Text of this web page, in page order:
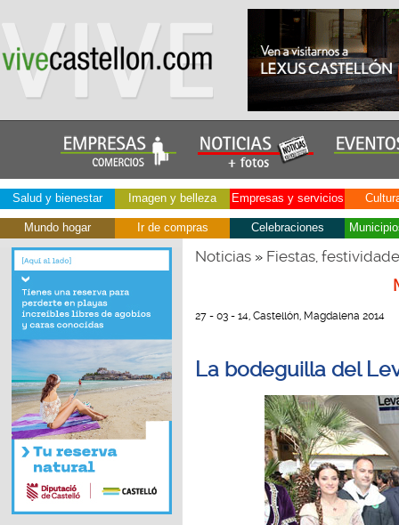
Salud y bienestar Imagen y belleza Empresas y servicios
Mundo hogar Ir de compras Celebraciones
Noticias» Fiestas,
27 - 03 - 14, Castellón, Magdalena 2014
La bodeguilla del